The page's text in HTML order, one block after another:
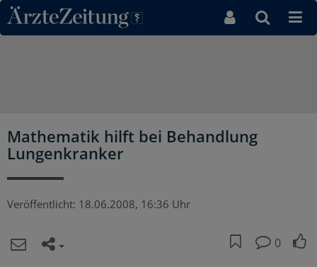
Direkt zum Inhaltsbereich
Mathematik hilft bei Behandlung
Lungenkranker
Veröffentlicht: 18.06.2008, 16:36 Uhr
0